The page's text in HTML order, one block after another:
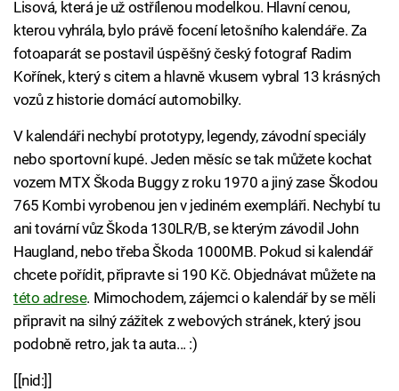
Lisová, která je už ostřílenou modelkou. Hlavní cenou,
kterou vyhrála, bylo právě focení letošního kalendáře. Za
fotoaparát se postavil úspěšný český fotograf Radim
Kořínek, který s citem a hlavně vkusem vybral 13 krásných
vozů z historie domácí automobilky.
V kalendáři nechybí prototypy, legendy, závodní speciály
nebo sportovní kupé. Jeden měsíc se tak můžete kochat
vozem MTX Škoda Buggy z roku 1970 a jiný zase Škodou
765 Kombi vyrobenou jen v jediném exempláři. Nechybí tu
ani tovární vůz Škoda 130LR/B, se kterým závodil John
Haugland, nebo třeba Škoda 1000MB. Pokud si kalendář
chcete pořídit, připravte si 190 Kč. Objednávat můžete na
této adrese. Mimochodem, zájemci o kalendář by se měli
připravit na silný zážitek z webových stránek, který jsou
podobně retro, jak ta auta... :)
[[nid:]]